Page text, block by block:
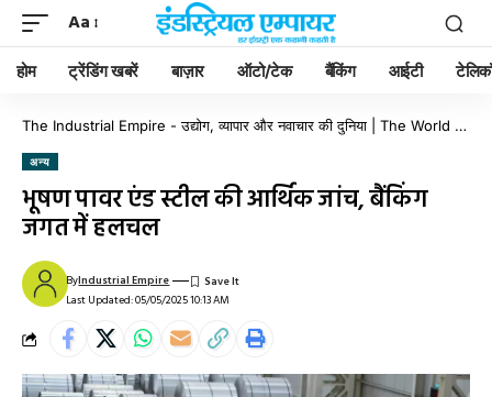
Aa
होम ट्रेंडिंग खबरें बाज़ार ऑटो/टेक बैंकिंग आईटी
The Industrial Empire - उद्योग, व्यापार और नवाचार की दुनिया | The World of Industry, Business & Innovation
अन्य
भूषण पावर एंड स्टील की आर्थिक जांच, बैंकिंग
जगत में हलचल
Last Updated: 05/05/2025 10:13 AM
ByIndustrial Empire